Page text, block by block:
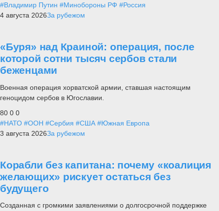
#Владимир Путин #Минобороны РФ #Россия
4 августа 2026За рубежом
«Буря» над Краиной: операция, после
которой сотни тысяч сербов стали
беженцами
Военная операция хорватской армии, ставшая настоящим
геноцидом сербов в Югославии.
80 0 0
#НАТО #ООН #Сербия #США #Южная Европа
3 августа 2026За рубежом
Корабли без капитана: почему «коалиция
желающих» рискует остаться без
будущего
Созданная с громкими заявлениями о долгосрочной поддержке